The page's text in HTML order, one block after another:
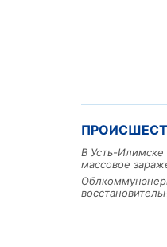
В Усть-Илимске
массовое